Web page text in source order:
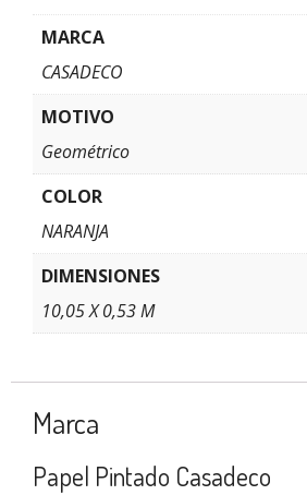
MARCA
CASADECO
MOTIVO
Geométrico
COLOR
NARANJA
DIMENSIONES
10,05 X 0,53 M
Marca
Papel Pintado Casadeco